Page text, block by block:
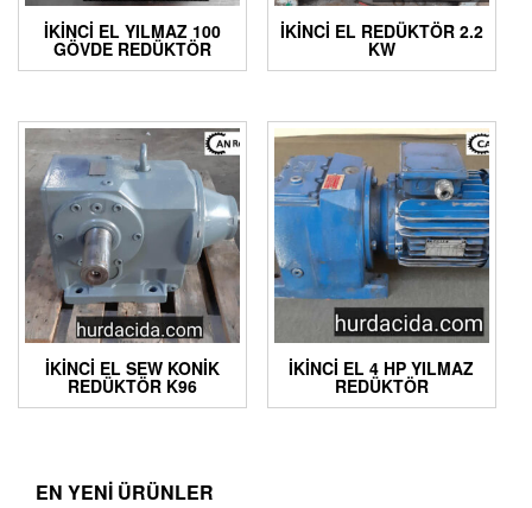
İKINCI EL YILMAZ 100
GÖVDE REDÜKTÖR
İKİNCİ EL REDÜKTÖR 2.2
KW
İKINCI EL SEW KONIK
REDÜKTÖR K96
İKINCI EL 4 HP YILMAZ
REDÜKTÖR
EN YENI ÜRÜNLER